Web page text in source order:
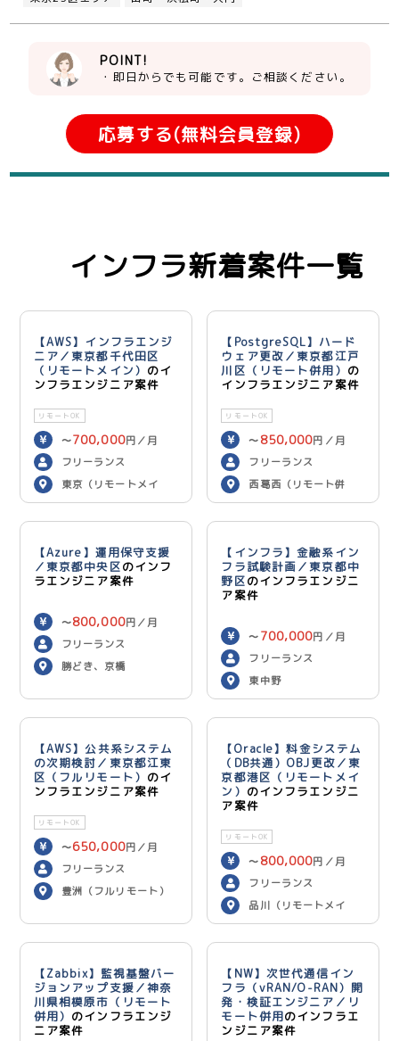
POINT!
・即日からでも可能です。ご相談ください。
応募する(無料会員登録)
インフラ新着案件一覧
【AWS】インフラエンジ
ニア／東京都千代田区
（リモートメイン） のイ
ンフラエンジニア案件
リモートOK
〜700,000円／月
フリーランス
東京（リモートメイ
ン）
【PostgreSQL】ハード
ウェア更改／東京都江戸
川区（リモート併用） の
インフラエンジニア案件
リモートOK
〜 850,000円／月
フリーランス
西葛西（リモート併
用）
【Azure】運用保守支援
／東京都中央区のインフ
ラエンジニア案件
〜800,000円／月
フリーランス
勝どき、京橋
【インフラ】金融系イン
フラ試験計画／東京都中
野区のインフラエンジニ
ア案件
〜 700,000円／月
フリーランス
東中野
【AWS】公共系システム
の次期検討／東京都江東
区（フルリモート） のイ
ンフラエンジニア案件
リモートOK
〜650,000円／月
フリーランス
豊洲（フルリモート）
【Oracle】料金システム
（DB共通）OBJ更改／東
京都港区（リモートメイ
ン） のインフラエンジニ
ア案件
リモートOK
〜 800,000円／月
フリーランス
品川（リモートメイ
ン）
【Zabbix】監視基盤バー
ジョンアップ支援／神奈
川県相模原市（リモート
併用） のインフラエンジ
ニア案件
【NW】次世代通信イン
フラ（vRAN/O-RAN）開
発・検証エンジニア／リ
モート併用のインフラエ
ンジニア案件